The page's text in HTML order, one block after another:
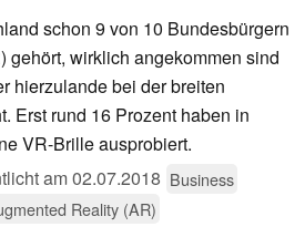
schon 9 von 10 Bundesbürgern
gehört, wirklich angekommen sind
hierzulande bei der breiten
Erst rund 16 Prozent haben in
VR-Brille ausprobiert.
am02.07.2018 Business
Reality (AR)